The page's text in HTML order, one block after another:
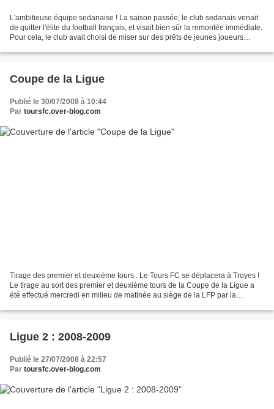
L'ambitieuse équipe sedanaise ! La saison passée, le club sedanais venait
de quitter l'élite du football français, et visait bien sûr la remontée immédiate.
Pour cela, le club avait choisi de miser sur des prêts de jeunes joueurs
Coupe de la Ligue
Publié le 30/07/2008 à 10:44
Par toursfc.over-blog.com
Tirage des premier et deuxième tours : Le Tours FC se déplacera à Troyes !
Le tirage au sort des premier et deuxième tours de la Coupe de la Ligue a
été effectué mercredi en milieu de matinée au siège de la LFP par la
Ligue 2 : 2008-2009
Publié le 27/07/2008 à 22:57
Par toursfc.over-blog.com